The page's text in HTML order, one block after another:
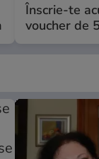
Înscrie-te
voucher de